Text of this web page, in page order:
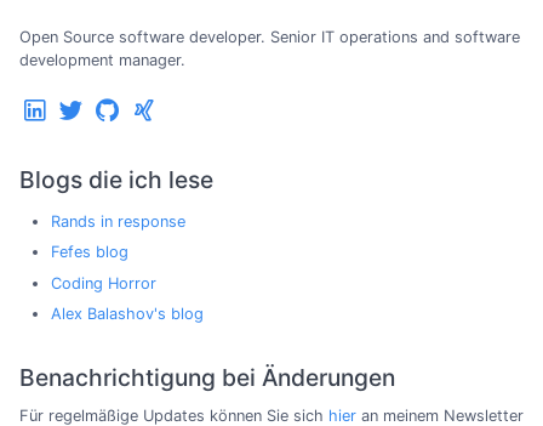
Open Source software developer. Senior IT operations and software
development manager.
Blogs die ich lese
Rands in response
Fefes blog
Coding Horror
Alex Balashov's blog
Benachrichtigung bei Änderungen
Für regelmäßige Updates können Sie sich hier an meinem Newsletter